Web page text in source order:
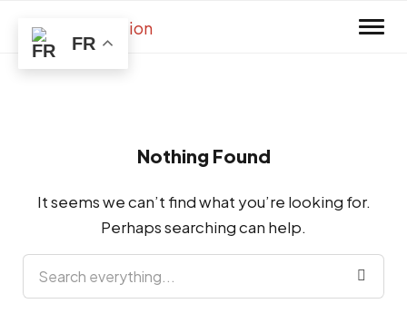
Nothing Found
It seems we can’t find what you’re looking for.
Perhaps searching can help.
FR